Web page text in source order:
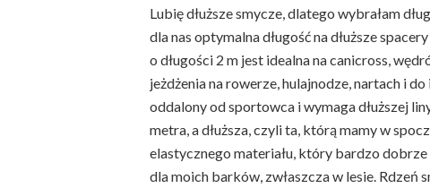
Lubię dłuższe smycze, dlatego wybrałam
dla nas optymalna długość na dłuższe
o długości 2 m jest idealna na canicross,
jeżdżenia na rowerze, hulajnodze, nartach i
oddalony od sportowca i wymaga dłuższej
metra, a dłuższa, czyli ta, którą mamy w
elastycznego materiału, który bardzo
dla moich barków, zwłaszcza w lesie. Rdzeń